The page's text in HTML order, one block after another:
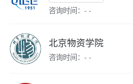
咨询时间：- -
北京物资学院
咨询时间：- -